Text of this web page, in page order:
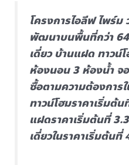
โครงการไอลีฟ ไพร์
พัฒนาบนพื้นที่กว่า 64
เดี่ยว บ้านแฝด ทาวน์
ห้องนอน 3 ห้องน้ำ จ
ซื้อตามความต้องการ
ทาวน์โฮมราคาเริ่มต้
แฝดราคาเริ่มต้นที่
เดี่ยวในราคาเริ่มต้นที่